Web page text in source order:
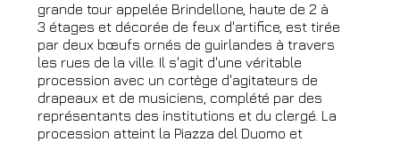
grande tour appelée Brindellone, haute de 2 à
3 étages et décorée de feux d'artifice, est tirée
par deux bœufs ornés de guirlandes à travers
les rues de la ville. Il s'agit d'une véritable
procession avec un cortège d'agitateurs de
drapeaux et de musiciens, complété par des
représentants des institutions et du clergé. La
procession atteint la Piazza del Duomo et